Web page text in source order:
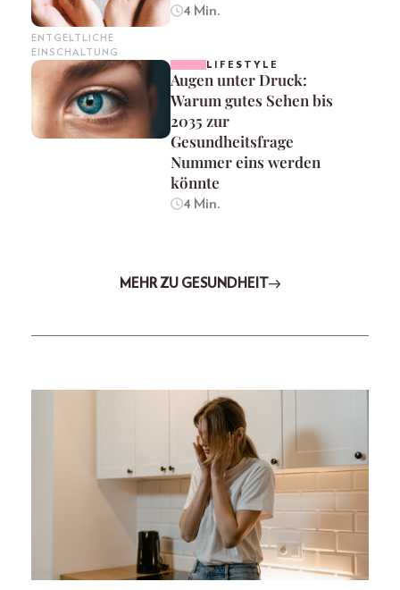
ENTGELTLICHE
EINSCHALTUNG
4 Min.
LIFESTYLE
Augen unter Druck:
Warum gutes Sehen bis
2035 zur
Gesundheitsfrage
Nummer eins werden
könnte
4 Min.
MEHR ZU GESUNDHEIT